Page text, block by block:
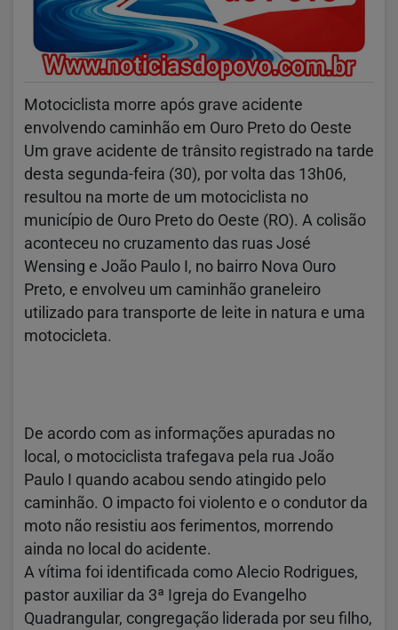
Motociclista morre após grave acidente
envolvendo caminhão em Ouro Preto do Oeste
Um grave acidente de trânsito registrado na tarde
desta segunda-feira (30), por volta das 13h06,
resultou na morte de um motociclista no
município de Ouro Preto do Oeste (RO). A colisão
aconteceu no cruzamento das ruas José
Wensing e João Paulo I, no bairro Nova Ouro
Preto, e envolveu um caminhão graneleiro
utilizado para transporte de leite in natura e uma
motocicleta.
De acordo com as informações apuradas no
local, o motociclista trafegava pela rua João
Paulo I quando acabou sendo atingido pelo
caminhão. O impacto foi violento e o condutor da
moto não resistiu aos ferimentos, morrendo
ainda no local do acidente.
A vítima foi identificada como Alecio Rodrigues,
pastor auxiliar da 3ª Igreja do Evangelho
Quadrangular, congregação liderada por seu filho,